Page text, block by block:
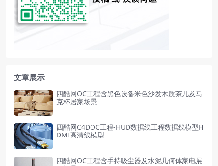
文章展示
四酷网OC工程含黑色设备米色沙发木质茶几及马
克杯居家场景
四酷网C4DOC工程-HUD数据线工程数据线模型H
DMI高清线模型
四酷网OC工程含手持吸尘器及水泥几何体家电展